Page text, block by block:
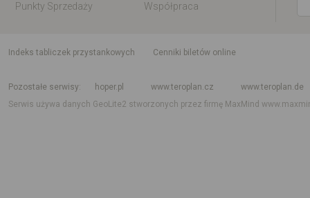
Punkty Sprzedaży
Współpraca
indeks tabliczek przystankowych
Cenniki biletów online
Pozostałe serwisy
hoper.pl www.teroplan.cz
www.teroplan.de
Serwis używa danych GeoLite2 stworzonych przez firmę MaxMind